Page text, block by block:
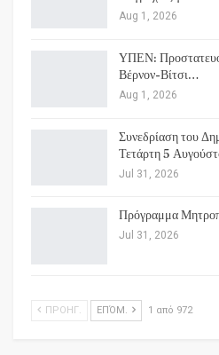
Aug 1, 2026
ΥΠΕΝ:
Βέρνον-Βίτσι…
Aug 1, 2026
Συνεδρίαση του
Τετάρτη 5
Jul 31, 2026
Πρόγραμμα
Jul 31, 2026
ΠΡΟΗΓ. ΕΠΌΜ. 1 από 972